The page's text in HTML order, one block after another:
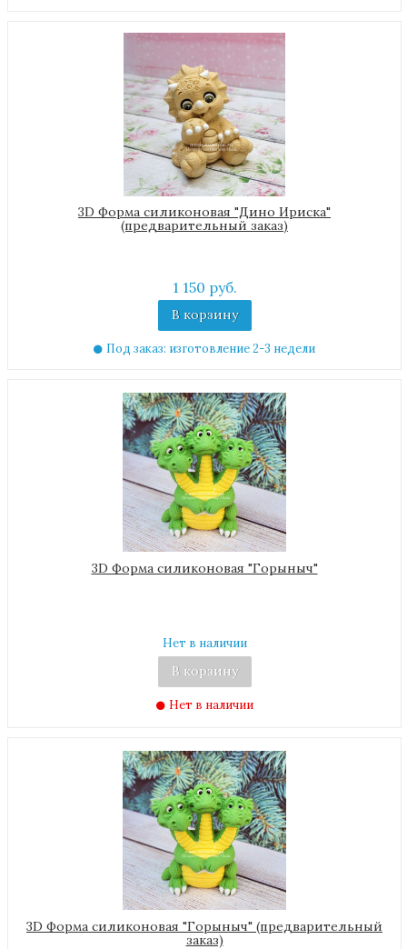
3D Форма силиконовая "Дино Ириска"
(предварительный заказ)
1 150 руб.
В корзину
Под заказ: изготовление 2-3 недели
3D Форма силиконовая "Горыныч"
Нет в наличии
В корзину
Нет в наличии
3D Форма силиконовая "Горыныч" (предварительный
заказ)